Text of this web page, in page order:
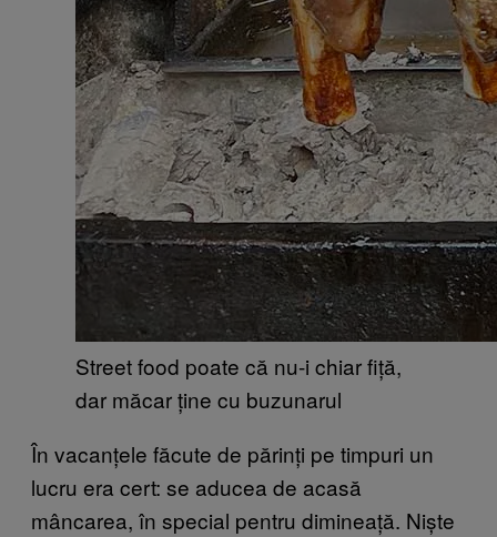
Street food poate că nu-i chiar fiță,
dar măcar ține cu buzunarul
În vacanțele făcute de părinți pe timpuri un
lucru era cert: se aducea de acasă
mâncarea, în special pentru dimineață. Niște